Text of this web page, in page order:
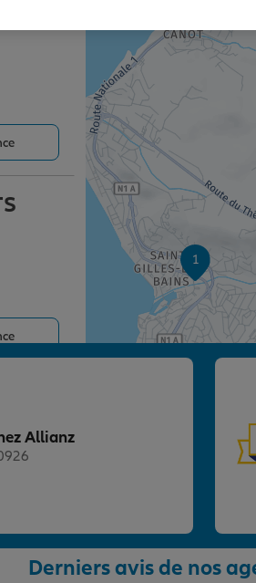
1
Allianz
Derniers avis de nos